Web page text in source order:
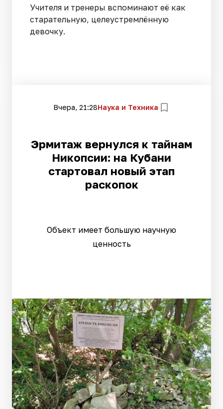
Учителя и тренеры вспоминают её как
старательную, целеустремлённую
девочку.
Вчера, 21:28Наука и Техника
Эрмитаж вернулся к тайнам
Никопсии: на Кубани
стартовал новый этап
раскопок
Объект имеет большую научную
ценность